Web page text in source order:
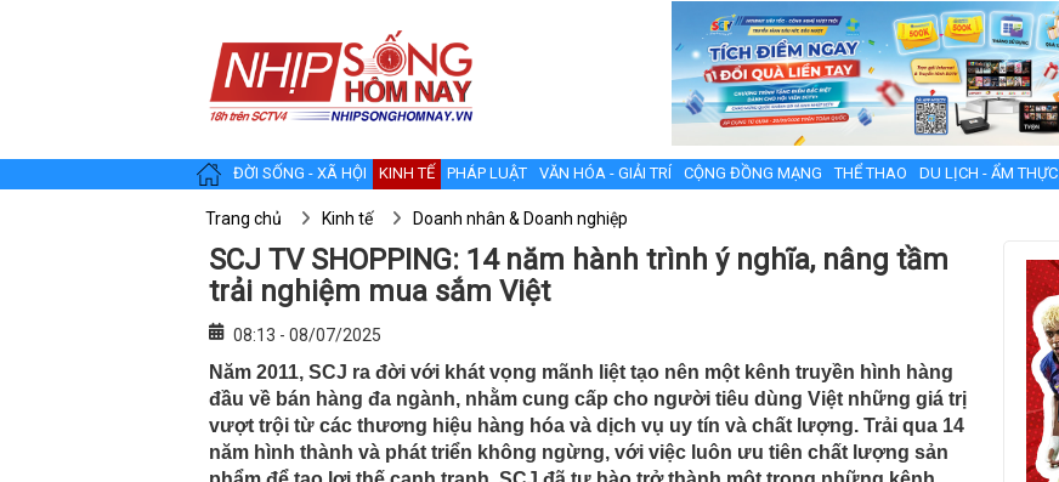
ĐỜI SỐNG - XÃ HỘI KINH TẾ PHÁP LUẬT VĂN HÓA - GIẢI TRÍ CỘNG ĐỒNG MẠNG THỂ THAO DU LỊCH - ẨM THỰC
Trang chủ Kinh tế Doanh nhân & Doanh nghiệp
SCJ TV SHOPPING: 14 năm hành trình ý nghĩa, nâng tầm
trải nghiệm mua sắm Việt
08:13 - 08/07/2025
Năm 2011, SCJ ra đời với khát vọng mãnh liệt tạo nên một kênh truyền hình hàng
đầu về bán hàng đa ngành, nhằm cung cấp cho người tiêu dùng Việt những giá trị
vượt trội từ các thương hiệu hàng hóa và dịch vụ uy tín và chất lượng. Trải qua 14
năm hình thành và phát triển không ngừng, với việc luôn ưu tiên chất lượng sản